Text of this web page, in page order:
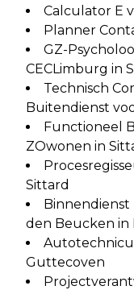
Calculator E
Planner
GZ-
CECLimburg in
Technisch
Buitendienst
Functioneel
ZOwonen in
Sittard
Binnendienst
den Beucken in
Guttecoven